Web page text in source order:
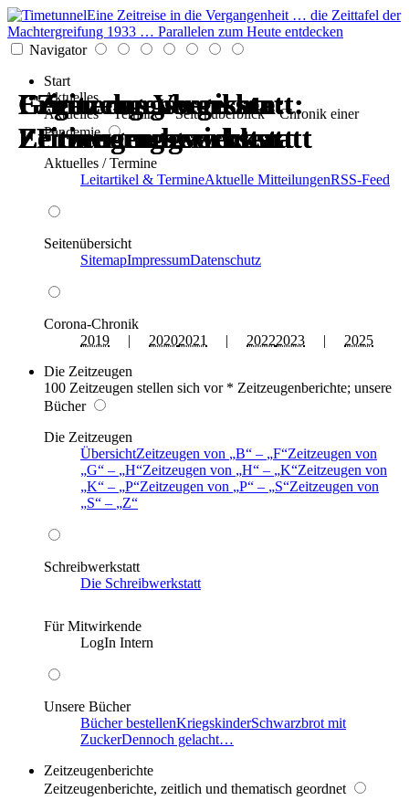
Eine Zeitreise in die Vergangenheit … die Zeittafel der
Machtergreifung 1933 … Parallelen zum Heute entdecken
Navigator
Start
Aktuelles
Aktuelles * Termine * Seitenüberblick * Chronik einer
Pandemie
Aktuelles / Termine
Leitartikel & TermineAktuelle MitteilungenRSS-Feed
Seitenübersicht
SitemapImpressumDatenschutz
Corona-Chronik
2019 | 20202021 | 20222023 | 2025
Die Zeitzeugen
100 Zeitzeugen stellen sich vor * Zeitzeugenberichte; unsere
Bücher
Die Zeitzeugen
ÜbersichtZeitzeugen von B – F Zeitzeugen von
G
– H Zeitzeugen von H – K Zeitzeugen von
K
– P Zeitzeugen von P – S Zeitzeugen von
S
– Z
Schreibwerkstatt
Die Schreibwerkstatt
Für Mitwirkende
LogIn Intern
Unsere Bücher
Bücher bestellenKriegskinderSchwarzbrot mit
ZuckerDennoch gelacht…
Zeitzeugenberichte
Zeitzeugenberichte, zeitlich und thematisch geordnet
Erinnerungswerkstatt:
Zeitzeugen berichten
Zeitzeugenberichte:
Erinnerungswerkstatt
Gegen das Vergessen:
Erinnerungswerkstatt
Erinnerungswerkstatt:
Zeitzeugen berichten
Zeitzeugenberichte:
Erinnerungswerkstatt
Gegen das Vergessen:
Erinnerungswerkstatt